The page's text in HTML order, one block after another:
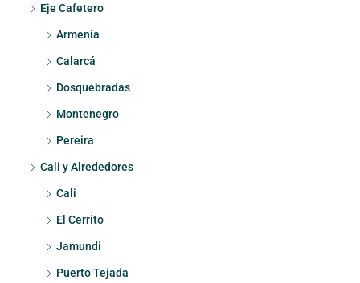
Eje Cafetero
Armenia
Calarcá
Dosquebradas
Montenegro
Pereira
Cali y Alrededores
Cali
El Cerrito
Jamundi
Puerto Tejada